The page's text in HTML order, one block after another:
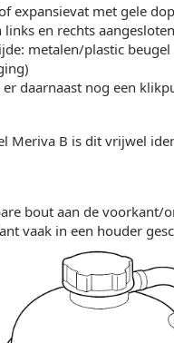
expansievat met gele dop
links en rechts aangesloten
metalen/plastic
er daarnaast nog een
Meriva B is dit vrijwel
bout aan de voorkant/
vaak in een houder